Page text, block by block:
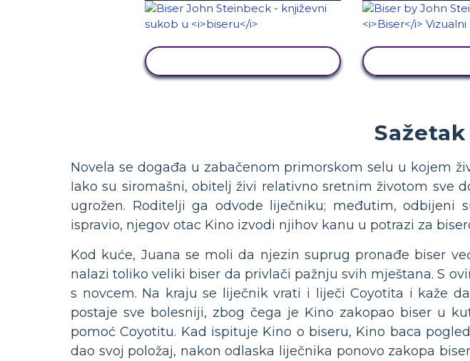
Sažetak
Novela se događa u zabačenom primorskom selu u kojem
Iako su siromašni, obitelj živi relativno sretnim životom sve
ugrožen. Roditelji ga odvode liječniku; međutim,
ispravio, njegov otac Kino izvodi njihov kanu u potrazi za
Kod kuće, Juana se moli da njezin suprug pronađe biser
nalazi toliko veliki biser da privlači pažnju svih mještana. S
s novcem. Na kraju se liječnik vrati i liječi Coyotita i kaže
postaje sve bolesniji, zbog čega je Kino zakopao biser u
pomoć Coyotitu. Kad ispituje Kino o biseru, Kino baca
dao svoj položaj, nakon odlaska liječnika ponovo zakopa